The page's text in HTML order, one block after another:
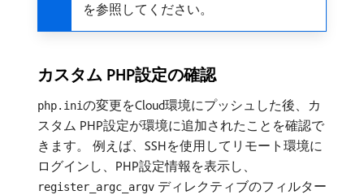
を参照してください。
カスタム PHP設定の確認
php.iniの変更をCloud環境にプッシュした後、カ
スタム PHP設定が環境に追加されたことを確認で
きます。 例えば、SSHを使用してリモート環境に
ログインし、PHP設定情報を表示し、
register_argc_argv ディレクティブのフィルター